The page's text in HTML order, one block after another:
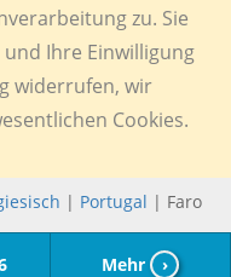
zu. Sie
und Ihre Einwilligung
widerrufen, wir
Cookies.
| Portugal | Faro
Mehr ›